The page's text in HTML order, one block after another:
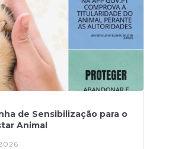
de Sensibilização para o
Animal